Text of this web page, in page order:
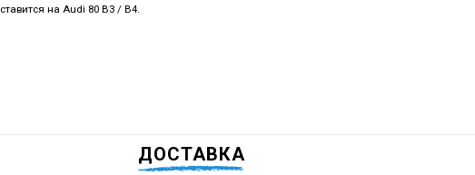
ставится на Audi 80 B3 / B4.
ДОСТАВКА